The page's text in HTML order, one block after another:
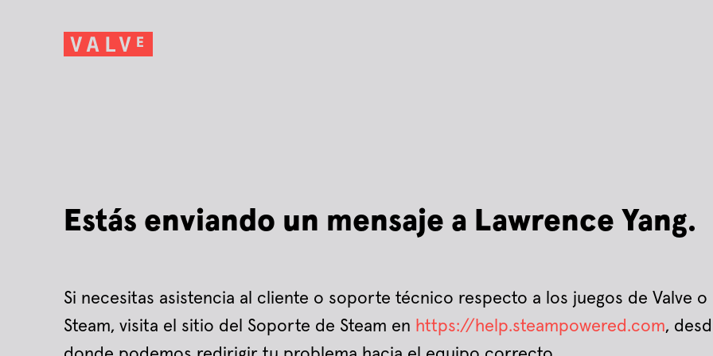
Estás enviando un mensaje a Lawrence Yang.
Si necesitas asistencia al cliente o soporte técnico respecto a los juegos de Valve o
Steam, visita el sitio del Soporte de Steam en https://help.steampowered.com,